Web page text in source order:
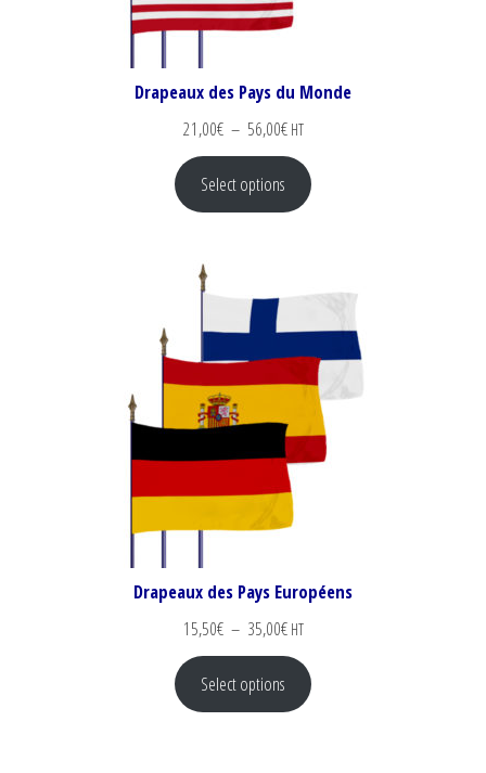
Drapeaux des Pays du Monde
21,00€ – 56,00€Plage de prix : 21,00€ à 56,00€
HT
Select options
Drapeaux des Pays Européens
15,50€ – 35,00€Plage de prix : 15,50€ à 35,00€
HT
Select options